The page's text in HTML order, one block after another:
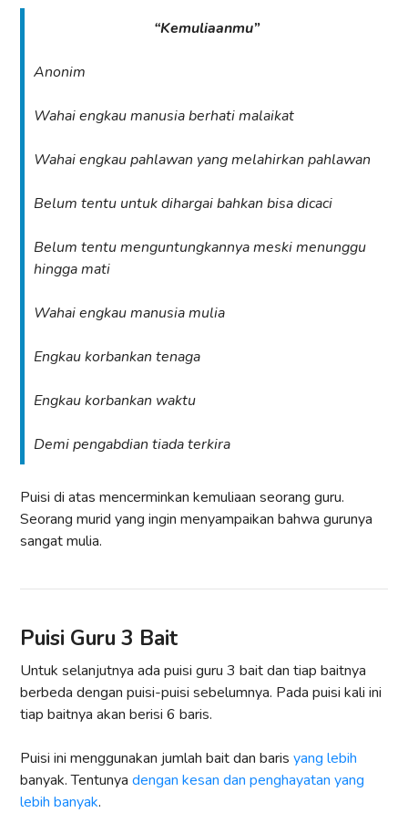
“Kemuliaanmu”
Anonim
Wahai engkau manusia berhati malaikat
Wahai engkau pahlawan yang melahirkan pahlawan
Belum tentu untuk dihargai bahkan bisa dicaci
Belum tentu menguntungkannya meski menunggu
hingga mati
Wahai engkau manusia mulia
Engkau korbankan tenaga
Engkau korbankan waktu
Demi pengabdian tiada terkira
Puisi di atas mencerminkan kemuliaan seorang guru.
Seorang murid yang ingin menyampaikan bahwa gurunya
sangat mulia.
Puisi Guru 3 Bait
Untuk selanjutnya ada puisi guru 3 bait dan tiap baitnya
berbeda dengan puisi-puisi sebelumnya. Pada puisi kali ini
tiap baitnya akan berisi 6 baris.
Puisi ini menggunakan jumlah bait dan baris yang lebih
banyak. Tentunya dengan kesan dan penghayatan yang
lebih banyak.